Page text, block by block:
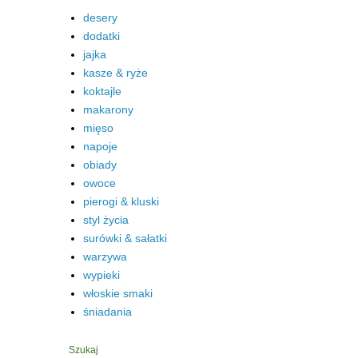
desery
dodatki
jajka
kasze & ryże
koktajle
makarony
mięso
napoje
obiady
owoce
pierogi & kluski
styl życia
surówki & sałatki
warzywa
wypieki
włoskie smaki
śniadania
Szukaj